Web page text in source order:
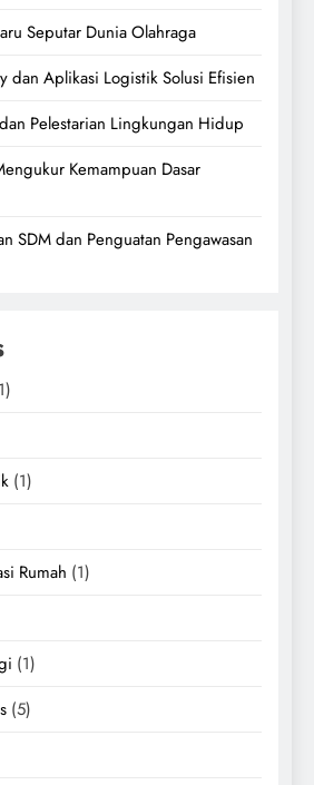
Seputar Dunia Olahraga
dan Aplikasi Logistik Solusi Efisien
Pelestarian Lingkungan Hidup
Kemampuan Dasar
SDM dan Penguatan Pengawasan
(1)
Rumah (1)
(1)
(5)